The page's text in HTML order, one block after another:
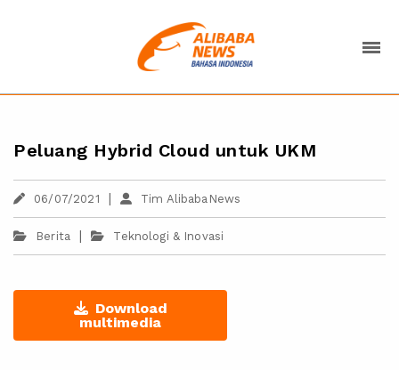
Peluang Hybrid Cloud untuk UKM
06/07/2021 | Tim AlibabaNews
Berita | Teknologi & Inovasi
Download
multimedia